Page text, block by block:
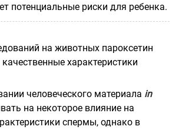
потенциальные риски для ребенка.
на животных пароксетин
характеристики
человеческого материала in
на некоторое влияние на
спермы, однако в